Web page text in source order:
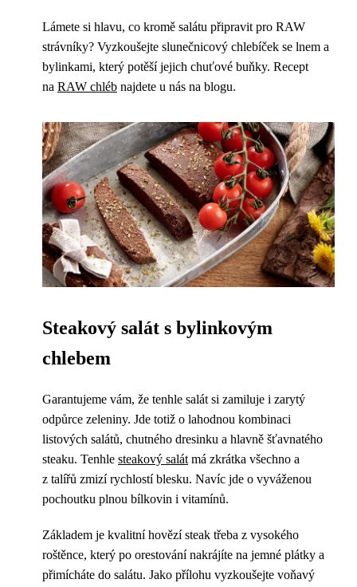
Lámete si hlavu, co kromě salátu připravit pro RAW
strávníky? Vyzkoušejte slunečnicový chlebíček se lnem a
bylinkami, který potěší jejich chuťové buňky. Recept
na RAW chléb najdete u nás na blogu.
Steakový salát s bylinkovým
chlebem
Garantujeme vám, že tenhle salát si zamiluje i zarytý
odpůrce zeleniny. Jde totiž o lahodnou kombinaci
listových salátů, chutného dresinku a hlavně šťavnatého
steaku. Tenhle steakový salát má zkrátka všechno a
z talířů zmizí rychlostí blesku. Navíc jde o vyváženou
pochoutku plnou bílkovin i vitamínů.
Základem je kvalitní hovězí steak třeba z vysokého
roštěnce, který po orestování nakrájíte na jemné plátky a
přimícháte do salátu. Jako přílohu vyzkoušejte voňavý